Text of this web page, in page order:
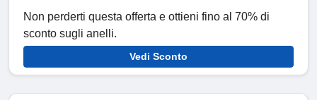
Non perderti questa offerta e ottieni fino al 70% di
sconto sugli anelli.
Vedi Sconto